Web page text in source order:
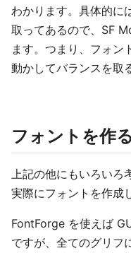
わかります。具体的に
取ってあるので、SF
ます。つまり、フォン
動かしてバランスを取
フォントを作る
上記の他にもいろいろ
実際にフォントを作成
FontForge を使えば
ですが、全てのグリフ